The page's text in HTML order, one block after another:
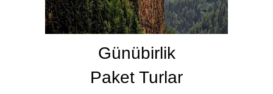
Günübirlik
Paket Turlar